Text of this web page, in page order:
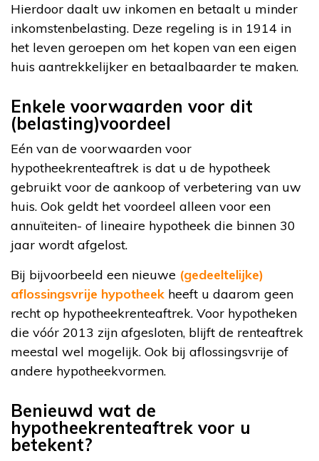
Hierdoor daalt uw inkomen en betaalt u minder
inkomstenbelasting. Deze regeling is in 1914 in
het leven geroepen om het kopen van een eigen
huis aantrekkelijker en betaalbaarder te maken.
Enkele voorwaarden voor dit
(belasting)voordeel
Eén van de voorwaarden voor
hypotheekrenteaftrek is dat u de hypotheek
gebruikt voor de aankoop of verbetering van uw
huis. Ook geldt het voordeel alleen voor een
annuïteiten- of lineaire hypotheek die binnen 30
jaar wordt afgelost.
Bij bijvoorbeeld een nieuwe (gedeeltelijke)
aflossingsvrije hypotheek heeft u daarom geen
recht op hypotheekrenteaftrek. Voor hypotheken
die vóór 2013 zijn afgesloten, blijft de renteaftrek
meestal wel mogelijk. Ook bij aflossingsvrije of
andere hypotheekvormen.
Benieuwd wat de
hypotheekrenteaftrek voor u
betekent?